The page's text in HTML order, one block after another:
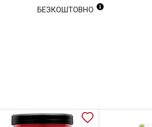
БЕЗКОШТОВНО